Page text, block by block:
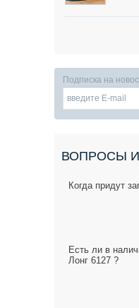
Подписка на
ВОПРОСЫ
Когда придут
Есть ли в
Лонг 6127 ?